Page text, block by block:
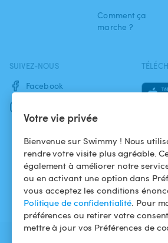
Votre vie privée
Bienvenue sur Swimmy ! Nous
rendre votre visite plus agréable.
également à améliorer notre
ou en activant une option dans
vous acceptez les conditions
Politique de confidentialité. Pour
préférences ou retirer votre
mettre à jour vos Préférences de
Comment ça
marche ?
SUIVEZ-NOUS
Facebook